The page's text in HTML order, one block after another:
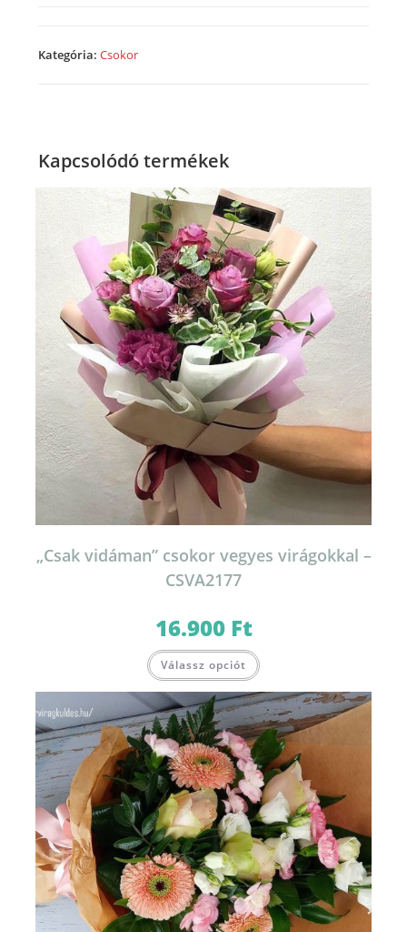
Kategória:Csokor
Kapcsolódó termékek
„Csak vidáman” csokor vegyes virágokkal –
CSVA2177
16.900 Ft
Válassz opciót